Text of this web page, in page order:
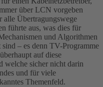
über LCN vorgeben
alle Übertragungswege
führte aus, was dies für
und Algorithmen
– es denn TV-Programme
auf diese
welche sicher nicht darin
und für viele
Themenfeld.